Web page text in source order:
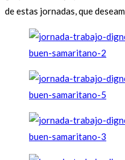
de estas jornadas, que